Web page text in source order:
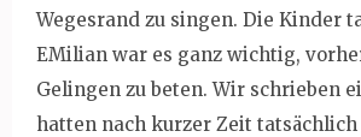
Wegesrand zu singen. Die Kinder
EMilian war es ganz wichtig,
Gelingen zu beten. Wir schrieben
hatten nach kurzer Zeit tatsächlich